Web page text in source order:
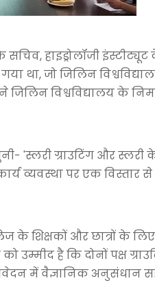
सचिव, हाइड्रोलॉजी
था, जो जिलिन
विश्वविद्यालय के
'स्लरी ग्राउटिंग और
व्यवस्था पर एक विस्तार से
के शिक्षकों और छात्रों के
उम्मीद है कि दोनों पक्ष
में वैज्ञानिक अनुसंधान